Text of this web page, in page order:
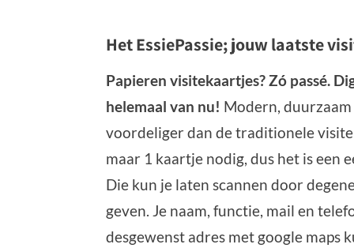
Het EssiePassie; jouw laatste
Papieren visitekaartjes? Zó passé.
helemaal van nu! Modern,
voordeliger dan de traditionele
maar 1 kaartje nodig, dus het is een
Die kun je laten scannen door
geven. Je naam, functie, mail en
desgewenst adres met google maps